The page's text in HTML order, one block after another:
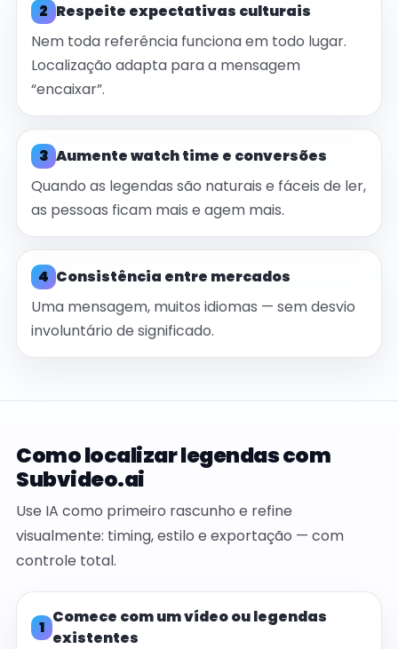
2 Respeite expectativas culturais
Nem toda referência funciona em todo lugar.
Localização adapta para a mensagem
“encaixar”.
3 Aumente watch time e conversões
Quando as legendas são naturais e fáceis de ler,
as pessoas ficam mais e agem mais.
4 Consistência entre mercados
Uma mensagem, muitos idiomas — sem desvio
involuntário de significado.
Como localizar legendas com
Subvideo.ai
Use IA como primeiro rascunho e refine
visualmente: timing, estilo e exportação — com
controle total.
1
Comece com um vídeo ou legendas
existentes